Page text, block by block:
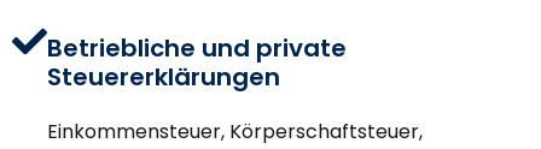
Betriebliche und private
Steuererklärungen
Einkommensteuer, Körperschaftsteuer,